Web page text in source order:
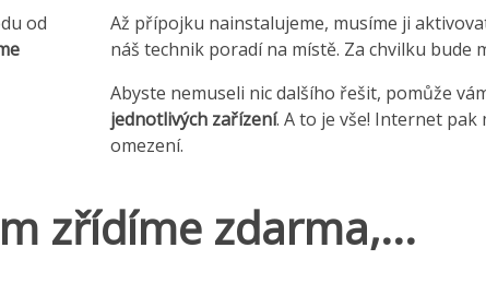
od
Až přípojku nainstalujeme, musíme ji
náš technik poradí na místě. Za chvilku bude
Abyste nemuseli nic dalšího řešit, pomůže
jednotlivých zařízení. A to je vše! Internet pak
omezení.
zřídíme zdarma,...